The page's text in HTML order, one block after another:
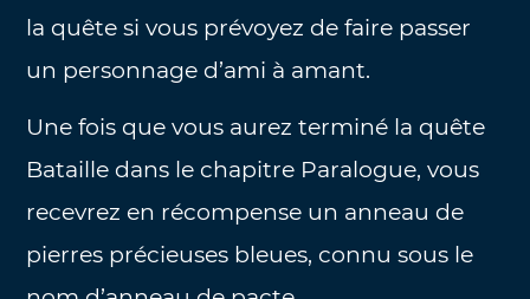
la quête si vous prévoyez de faire passer
un personnage d’ami à amant.
Une fois que vous aurez terminé la quête
Bataille dans le chapitre Paralogue, vous
recevrez en récompense un anneau de
pierres précieuses bleues, connu sous le